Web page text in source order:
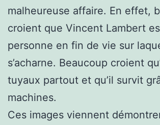
malheureuse affaire. En effet,
croient que Vincent Lambert
personne en fin de vie sur
s’acharne. Beaucoup croient
tuyaux partout et qu’il survit
machines.
Ces images viennent